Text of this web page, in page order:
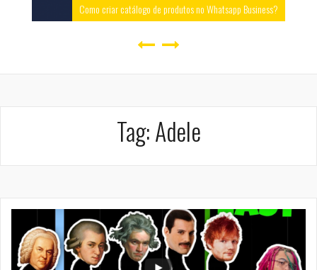
Como criar catálogo de produtos no Whatsapp Business?
Tag:Adele